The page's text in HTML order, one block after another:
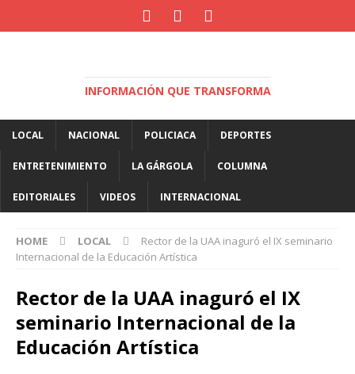
INFORMACIÓN QUE TRANSFORMA
LOCAL NACIONAL POLICIACA DEPORTES
ENTRETENIMIENTO LA GÁRGOLA COLUMNA
EDITORIALES VIDEOS INTERNACIONAL
HOME LOCAL
Rector de la UAA inaguró el IX seminario
Internacional de la Educación Artística
Rector de la UAA inaguró el IX
seminario Internacional de la
Educación Artística